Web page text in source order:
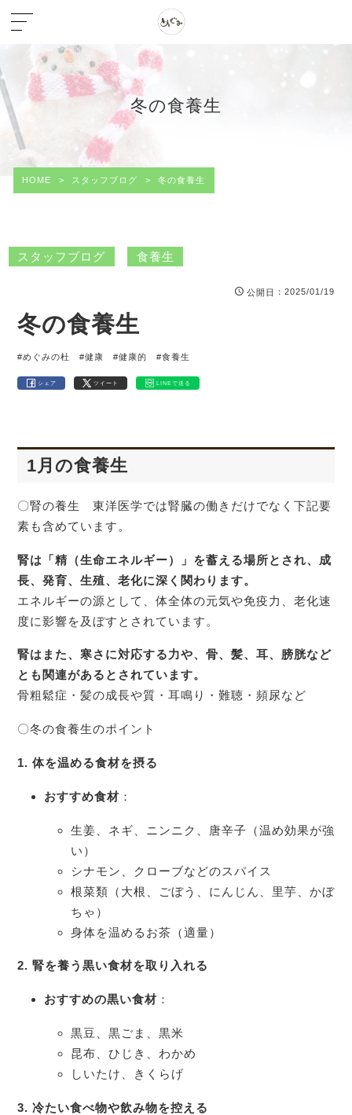
冬の食養生
HOME > スタッフブログ > 冬の食養生
スタッフブログ 食養生
公開日 ：2025/01/19
冬の食養生
#めぐみの杜 #健康 #健康的 #食養生
シェア ツイート LINEで送る
1月の食養生
〇腎の養生 東洋医学では腎臓の働きだけでなく下記要
素も含めています。
腎は「精（生命エネルギー）」を蓄える場所とされ、成
長、発育、生殖、老化に深く関わります。
エネルギーの源として、体全体の元気や免疫力、老化速
度に影響を及ぼすとされています。
腎はまた、寒さに対応する力や、骨、髪、耳、膀胱など
とも関連があるとされています。
骨粗鬆症・髪の成長や質・耳鳴り・難聴・頻尿など
〇冬の食養生のポイント
1.体を温める食材を摂る
おすすめ食材 ：
生姜、ネギ、ニンニク、唐辛子（温め効果が強
い）
シナモン、クローブなどのスパイス
根菜類（大根、ごぼう、にんじん、里芋、かぼ
ちゃ）
身体を温めるお茶（適量）
2.腎を養う黒い食材を取り入れる
おすすめの黒い食材 ：
黒豆、黒ごま、黒米
昆布、ひじき、わかめ
しいたけ、きくらげ
3.冷たい食べ物や飲み物を控える